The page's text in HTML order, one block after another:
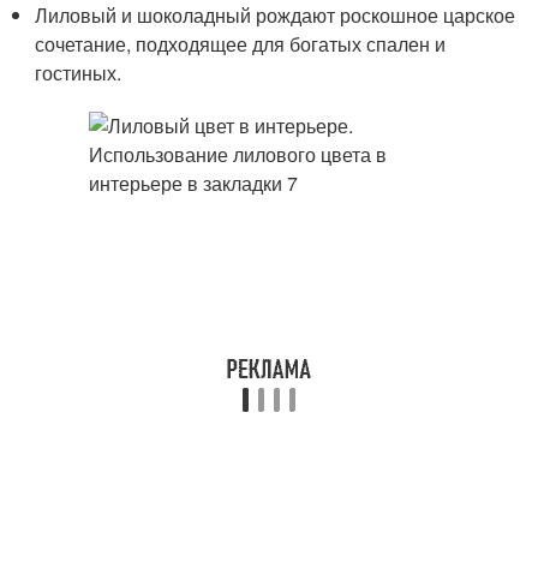
Лиловый и шоколадный рождают роскошное царское
сочетание, подходящее для богатых спален и
гостиных.